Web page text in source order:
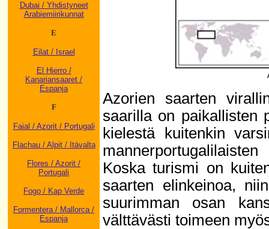
Dubai / Yhdistyneet
Arabiemiirikunnat
E
Eilat / Israel
El Hierro /
Kanariansaaret /
Espanja
F
Faial / Azorit / Portugali
Flachau / Alpit / Itävalta
Flores / Azorit /
Portugali
Fogo / Kap Verde
Formentera / Mallorca /
Espanja
Azorien saarten
saarilla on paikallisten
kielestä kuitenkin
Koska turismi on
saarten elinkeinoa,
suurimman osan
välttävästi toimeen